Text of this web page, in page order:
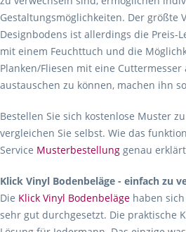
Gestaltungsmöglichkeiten. Der größte
Designbodens ist allerdings die Preis-
mit einem Feuchttuch und die
Planken/Fliesen mit eine
austauschen zu können, machen ihn
Bestellen Sie sich kostenlose Muster
vergleichen Sie selbst. Wie das
Service Musterbestellung genau
Klick Vinyl Bodenbeläge - einfach zu
Die Klick Vinyl Bodenbeläge haben
sehr gut durchgesetzt. Die praktische